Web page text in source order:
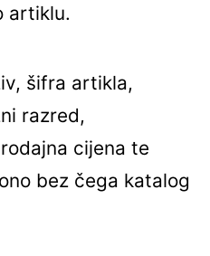
artiklu.
šifra artikla,
razred,
cijena te
bez čega katalog